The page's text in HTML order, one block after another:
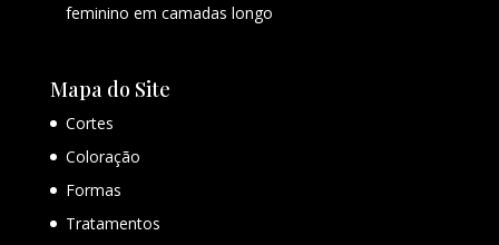
feminino em camadas longo
Mapa do Site
Cortes
Coloração
Formas
Tratamentos